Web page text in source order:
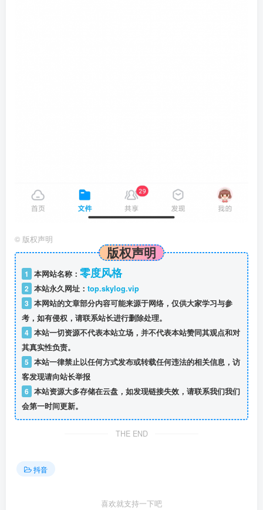
© 版权声明
版权声明
1 本网站名称： 零度风格
2 本站永久网址： top.skylog.vip
3 本网站的文章部分内容可能来源于网络，仅供大家学习与参
考，如有侵权，请联系站长进行删除处理。
4 本站一切资源不代表本站立场，并不代表本站赞同其观点和对
其真实性负责。
5 本站一律禁止以任何方式发布或转载任何违法的相关信息，访
客发现请向站长举报
6 本站资源大多存储在云盘，如发现链接失效，请联系我们我们
会第一时间更新。
THE END
抖音
喜欢就支持一下吧